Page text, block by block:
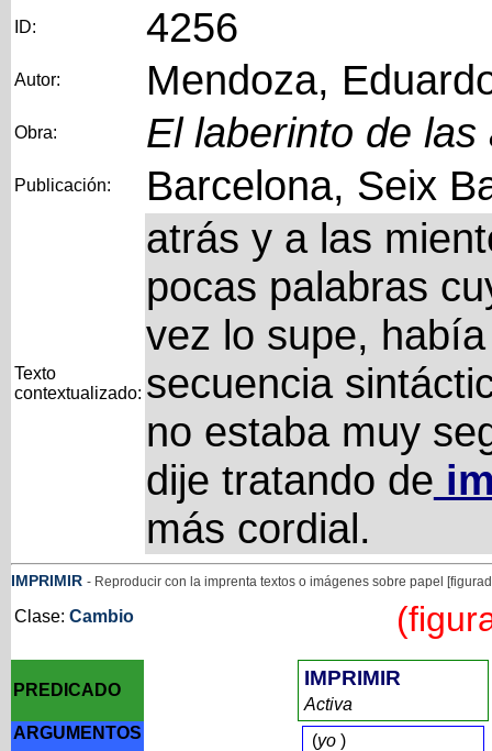
ID: 4256
Autor: Mendoza,
Obra: El laberinto de las
Publicación: Barcelona, Seix
Texto
contextualizado:
atrás y a las
pocas palabras
vez lo supe,
secuencia
no estaba muy
dije tratando de
más cordial.
IMPRIMIR - Reproducir con la imprenta textos o imágenes sobre papel
Clase: Cambio
PREDICADO
IMPRIMIR
Activa
ARGUMENTOS
(yo)